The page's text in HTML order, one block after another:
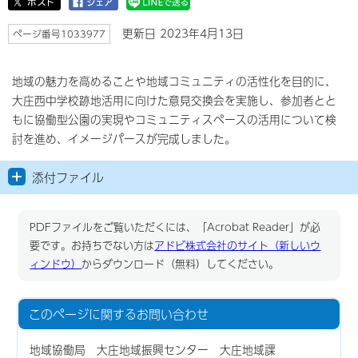
ページ番号1033977 更新日 2023年4月13日
地域の魅力を高めることや地域コミュニティの活性化を目的に、
大庄西中学校跡地活用に向けた意見交換会を実施し、参加者とと
もに協働型公園の実現やコミュニティスペースの活用について検
討を進め、イメージパースが完成しました。
添付ファイル
PDFファイルをご覧いただくには、「Acrobat Reader」が必
要です。お持ちでない方はアドビ株式会社のサイト（新しいウ
ィンドウ） からダウンロード（無料）してください。
このページに関するお問い合わせ
地域協働局 大庄地域振興センター 大庄地域課